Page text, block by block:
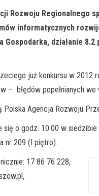
Rozwoju Regionalnego
informatycznych
Gospodarka, działanie
już konkursu w 2012
– błędów popełnianych we
Polska Agencja Rozwoju
o godz. 10.00 w
nr 209 (I piętro).
17 86 76 228,
,